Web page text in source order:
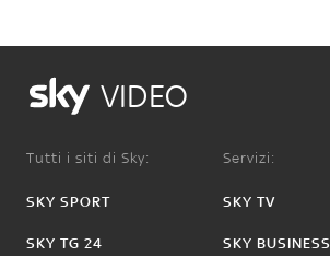
VIDEO
Tutti i siti di Sky:
SKY SPORT
SKY TG 24
Servizi:
SKY TV
SKY BUSINESS